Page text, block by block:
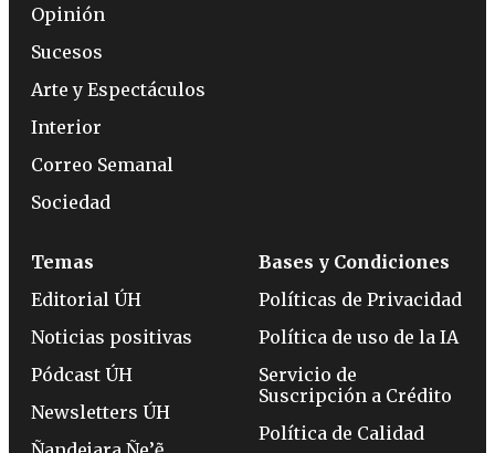
Opinión
Sucesos
Arte y Espectáculos
Interior
Correo Semanal
Sociedad
Temas
Editorial ÚH
Noticias positivas
Pódcast ÚH
Newsletters ÚH
Bases y Condiciones
Políticas de Privacidad
Política de uso de la IA
Servicio de
Suscripción a Crédito
Política de Calidad